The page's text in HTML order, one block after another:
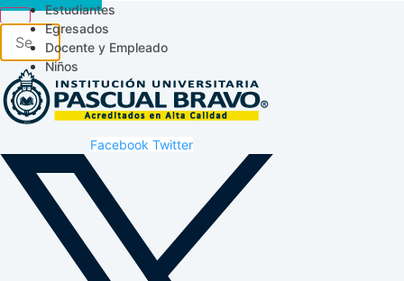
Estudiantes
Egresados
Docente y Empleado
Niños
Facebook Twitter